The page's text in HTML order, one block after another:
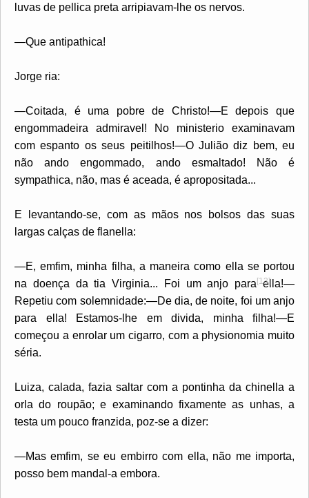
luvas de pellica preta arripiavam-lhe os nervos.
—Que antipathica!
Jorge ria:
—Coitada, é uma pobre de Christo!—E depois que
engommadeira admiravel! No ministerio examinavam
com espanto os seus peitilhos!—O Julião diz bem, eu
não ando engommado, ando esmaltado! Não é
sympathica, não, mas é aceada, é apropositada...
E levantando-se, com as mãos nos bolsos das suas
largas calças de flanella:
—E, emfim, minha filha, a maneira como ella se portou
na doença da tia Virginia... Foi um anjo
[13]
para ella!—
Repetiu com solemnidade:—De dia, de noite, foi um anjo
para ella! Estamos-lhe em divida, minha filha!—E
começou a enrolar um cigarro, com a physionomia muito
séria.
Luiza, calada, fazia saltar com a pontinha da chinella a
orla do roupão; e examinando fixamente as unhas, a
testa um pouco franzida, poz-se a dizer:
—Mas emfim, se eu embirro com ella, não me importa,
posso bem mandal-a embora.